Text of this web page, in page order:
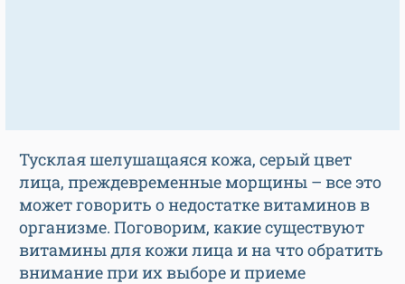
Тусклая шелушащаяся кожа, серый цвет
лица, преждевременные морщины – все это
может говорить о недостатке витаминов в
организме. Поговорим, какие существуют
витамины для кожи лица и на что обратить
внимание при их выборе и приеме